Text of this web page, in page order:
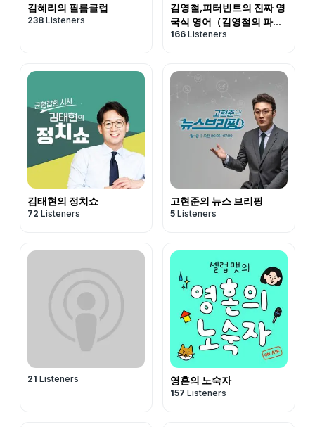
김혜리의 필름클럽
238 Listeners
김영철,피터빈트의 진짜 영
국식 영어（김영철의 파워
FM）
166 Listeners
김태현의 정치쇼
72 Listeners
고현준의 뉴스 브리핑
5 Listeners
21 Listeners 영혼의 노숙자
157 Listeners